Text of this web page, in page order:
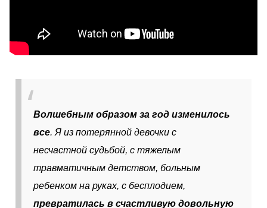
Волшебным образом за год изменилось
все. Я из потерянной девочки с
несчастной судьбой, с тяжелым
травматичным детством, больным
ребенком на руках, с бесплодием,
превратилась в счастливую довольную